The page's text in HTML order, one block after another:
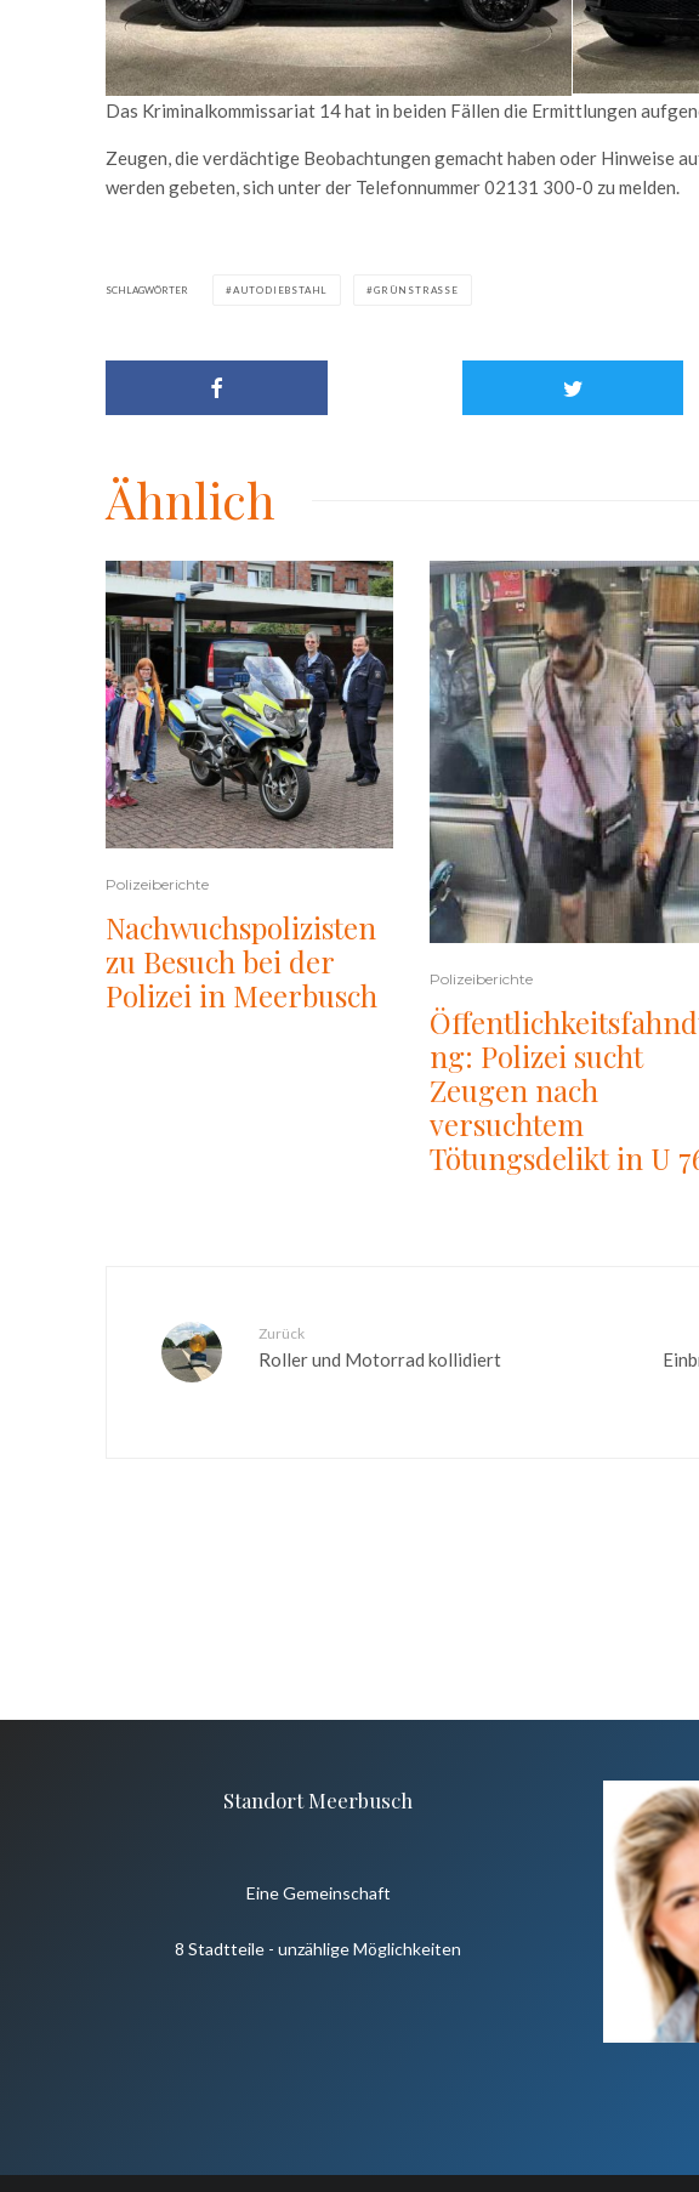
Das Kriminalkommissariat 14 hat in beiden Fällen die Ermittlungen
Zeugen, die verdächtige Beobachtungen gemacht haben oder Hinweise
werden gebeten, sich unter der Telefonnummer 02131 300-0 zu melden.
SCHLAGWÖRTER AUTODIEBSTAHL GRÜNSTRASSE
Ähnlich
Polizeiberichte
Nachwuchspolizisten
zu Besuch bei der
Polizei in Meerbusch
Polizeiberichte
ng: Polizei sucht
Zeugen nach
versuchtem
Tötungsdelikt in U
Zurück
Roller und Motorrad kollidiert
Standort Meerbusch
Eine Gemeinschaft
8 Stadtteile - unzählige Möglichkeiten